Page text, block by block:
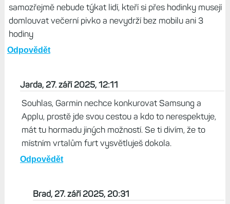
samozřejmě nebude týkat lidí, kteří si přes hodinky musejí
domlouvat večerní pivko a nevydrží bez mobilu ani 3
hodiny
Odpovědět
Jarda, 27. září 2025, 12:11
Souhlas, Garmin nechce konkurovat Samsung a
Applu, prostě jde svou cestou a kdo to nerespektuje,
mát tu hormadu jiných možností. Se ti divím, že to
místním vrtalům furt vysvětluješ dokola.
Odpovědět
Brad, 27. září 2025, 20:31